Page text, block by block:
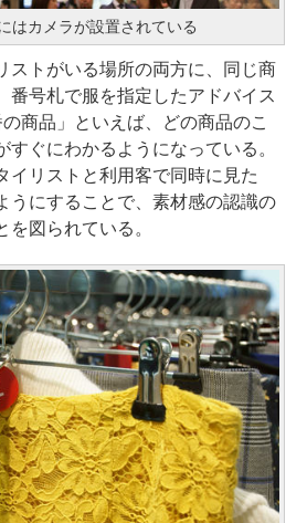
はカメラが設置されている
ストがいる場所の両方に、同じ商
番号札で服を指定したアドバイス
商品」といえば、どの商品のこ
すぐにわかるようになっている。
イリストと利用客で同時に見た
うにすることで、素材感の認識の
図られている。